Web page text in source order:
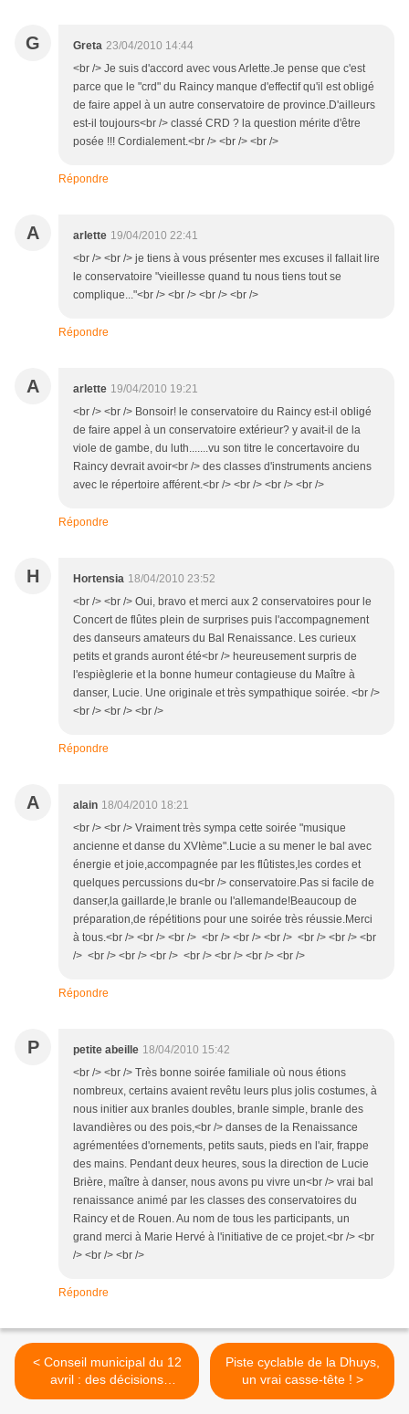
G Greta 23/04/2010 14:44
<br /> Je suis d'accord avec vous Arlette.Je pense que c'est
parce que le "crd" du Raincy manque d'effectif qu'il est obligé
de faire appel à un autre conservatoire de province.D'ailleurs
est-il toujours<br /> classé CRD ? la question mérite d'être
posée !!! Cordialement.<br /> <br /> <br />
Répondre
A arlette 19/04/2010 22:41
<br /> <br /> je tiens à vous présenter mes excuses il fallait lire
le conservatoire "vieillesse quand tu nous tiens tout se
complique..."<br /> <br /> <br /> <br />
Répondre
A arlette 19/04/2010 19:21
<br /> <br /> Bonsoir! le conservatoire du Raincy est-il obligé
de faire appel à un conservatoire extérieur? y avait-il de la
viole de gambe, du luth.......vu son titre le concertavoire du
Raincy devrait avoir<br /> des classes d'instruments anciens
avec le répertoire afférent.<br /> <br /> <br /> <br />
Répondre
H Hortensia 18/04/2010 23:52
<br /> <br /> Oui, bravo et merci aux 2 conservatoires pour le
Concert de flûtes plein de surprises puis l'accompagnement
des danseurs amateurs du Bal Renaissance. Les curieux
petits et grands auront été<br /> heureusement surpris de
l'espièglerie et la bonne humeur contagieuse du Maître à
danser, Lucie. Une originale et très sympathique soirée. <br />
<br /> <br /> <br />
Répondre
A alain 18/04/2010 18:21
<br /> <br /> Vraiment très sympa cette soirée "musique
ancienne et danse du XVIème".Lucie a su mener le bal avec
énergie et joie,accompagnée par les flûtistes,les cordes et
quelques percussions du<br /> conservatoire.Pas si facile de
danser,la gaillarde,le branle ou l'allemande!Beaucoup de
préparation,de répétitions pour une soirée très réussie.Merci
à tous.<br /> <br /> <br /> <br /> <br /> <br /> <br /> <br /> <br
/> <br /> <br /> <br /> <br /> <br /> <br /> <br />
Répondre
P petite abeille 18/04/2010 15:42
<br /> <br /> Très bonne soirée familiale où nous étions
nombreux, certains avaient revêtu leurs plus jolis costumes, à
nous initier aux branles doubles, branle simple, branle des
lavandières ou des pois,<br /> danses de la Renaissance
agrémentées d'ornements, petits sauts, pieds en l'air, frappe
des mains. Pendant deux heures, sous la direction de Lucie
Brière, maître à danser, nous avons pu vivre un<br /> vrai bal
renaissance animé par les classes des conservatoires du
Raincy et de Rouen. Au nom de tous les participants, un
grand merci à Marie Hervé à l'initiative de ce projet.<br /> <br
/> <br /> <br />
Répondre
< Conseil municipal du 12
avril : des décisions
importantes
Piste cyclable de la Dhuys,
un vrai casse-tête ! >